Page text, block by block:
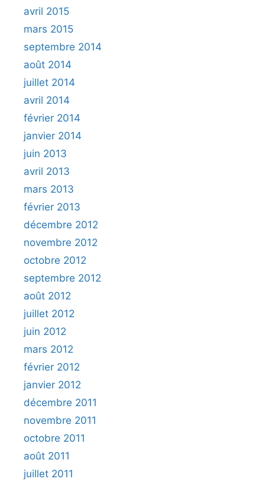
avril 2015
mars 2015
septembre 2014
août 2014
juillet 2014
avril 2014
février 2014
janvier 2014
juin 2013
avril 2013
mars 2013
février 2013
décembre 2012
novembre 2012
octobre 2012
septembre 2012
août 2012
juillet 2012
juin 2012
mars 2012
février 2012
janvier 2012
décembre 2011
novembre 2011
octobre 2011
août 2011
juillet 2011